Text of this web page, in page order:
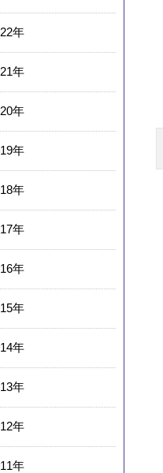
年
年
年
年
年
年
年
年
年
年
年
年